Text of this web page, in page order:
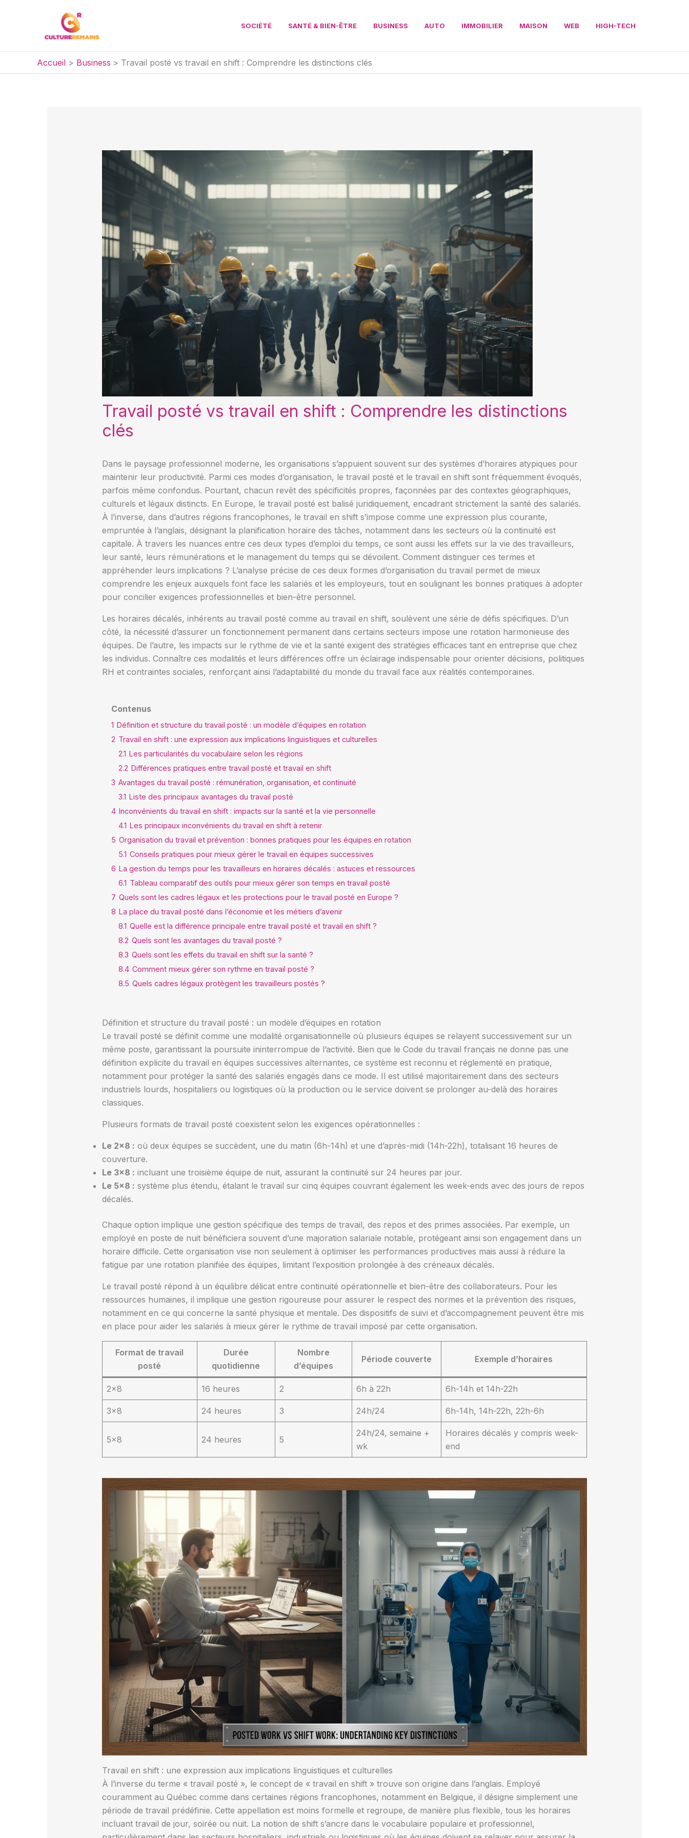
SOCIÉTÉ SANTÉ & BIEN-ÊTRE BUSINESS AUTO IMMOBILIER MAISON WEB HIGH-TECH
Accueil Business Travail posté vs travail en shift : Comprendre les distinctions clés
Travail posté vs travail en shift : Comprendre les distinctions
clés
Dans le paysage professionnel moderne, les organisations s’appuient souvent sur des systèmes d’horaires atypiques pour
maintenir leur productivité. Parmi ces modes d’organisation, le travail posté et le travail en shift sont fréquemment évoqués,
parfois même confondus. Pourtant, chacun revêt des spécificités propres, façonnées par des contextes géographiques,
culturels et légaux distincts. En Europe, le travail posté est balisé juridiquement, encadrant strictement la santé des salariés.
À l’inverse, dans d’autres régions francophones, le travail en shift s’impose comme une expression plus courante,
empruntée à l’anglais, désignant la planification horaire des tâches, notamment dans les secteurs où la continuité est
capitale. À travers les nuances entre ces deux types d’emploi du temps, ce sont aussi les effets sur la vie des travailleurs,
leur santé, leurs rémunérations et le management du temps qui se dévoilent. Comment distinguer ces termes et
appréhender leurs implications ? L’analyse précise de ces deux formes d’organisation du travail permet de mieux
comprendre les enjeux auxquels font face les salariés et les employeurs, tout en soulignant les bonnes pratiques à adopter
pour concilier exigences professionnelles et bien-être personnel.
Les horaires décalés, inhérents au travail posté comme au travail en shift, soulèvent une série de défis spécifiques. D’un
côté, la nécessité d’assurer un fonctionnement permanent dans certains secteurs impose une rotation harmonieuse des
équipes. De l’autre, les impacts sur le rythme de vie et la santé exigent des stratégies efficaces tant en entreprise que chez
les individus. Connaître ces modalités et leurs différences offre un éclairage indispensable pour orienter décisions, politiques
RH et contraintes sociales, renforçant ainsi l’adaptabilité du monde du travail face aux réalités contemporaines.
Contenus
1 Définition et structure du travail posté : un modèle d’équipes en rotation
2 Travail en shift : une expression aux implications linguistiques et culturelles
2.1 Les particularités du vocabulaire selon les régions
2.2 Différences pratiques entre travail posté et travail en shift
3 Avantages du travail posté : rémunération, organisation, et continuité
3.1 Liste des principaux avantages du travail posté
4 Inconvénients du travail en shift : impacts sur la santé et la vie personnelle
4.1 Les principaux inconvénients du travail en shift à retenir
5 Organisation du travail et prévention : bonnes pratiques pour les équipes en rotation
5.1 Conseils pratiques pour mieux gérer le travail en équipes successives
6 La gestion du temps pour les travailleurs en horaires décalés : astuces et ressources
6.1 Tableau comparatif des outils pour mieux gérer son temps en travail posté
7 Quels sont les cadres légaux et les protections pour le travail posté en Europe ?
8 La place du travail posté dans l’économie et les métiers d’avenir
8.1 Quelle est la différence principale entre travail posté et travail en shift ?
8.2 Quels sont les avantages du travail posté ?
8.3 Quels sont les effets du travail en shift sur la santé ?
8.4 Comment mieux gérer son rythme en travail posté ?
8.5 Quels cadres légaux protègent les travailleurs postés ?
Définition et structure du travail posté : un modèle d’équipes en rotation
Le travail posté se définit comme une modalité organisationnelle où plusieurs équipes se relayent successivement sur un
même poste, garantissant la poursuite ininterrompue de l’activité. Bien que le Code du travail français ne donne pas une
définition explicite du travail en équipes successives alternantes, ce système est reconnu et réglementé en pratique,
notamment pour protéger la santé des salariés engagés dans ce mode. Il est utilisé majoritairement dans des secteurs
industriels lourds, hospitaliers ou logistiques où la production ou le service doivent se prolonger au-delà des horaires
classiques.
Plusieurs formats de travail posté coexistent selon les exigences opérationnelles :
Le 2×8 : où deux équipes se succèdent, une du matin (6h-14h) et une d’après-midi (14h-22h), totalisant 16 heures de
couverture.
Le 3×8 : incluant une troisième équipe de nuit, assurant la continuité sur 24 heures par jour.
Le 5×8 : système plus étendu, étalant le travail sur cinq équipes couvrant également les week-ends avec des jours de repos
décalés.
Chaque option implique une gestion spécifique des temps de travail, des repos et des primes associées. Par exemple, un
employé en poste de nuit bénéficiera souvent d’une majoration salariale notable, protégeant ainsi son engagement dans un
horaire difficile. Cette organisation vise non seulement à optimiser les performances productives mais aussi à réduire la
fatigue par une rotation planifiée des équipes, limitant l’exposition prolongée à des créneaux décalés.
Le travail posté répond à un équilibre délicat entre continuité opérationnelle et bien-être des collaborateurs. Pour les
ressources humaines, il implique une gestion rigoureuse pour assurer le respect des normes et la prévention des risques,
notamment en ce qui concerne la santé physique et mentale. Des dispositifs de suivi et d’accompagnement peuvent être mis
en place pour aider les salariés à mieux gérer le rythme de travail imposé par cette organisation.
Format de travail
posté
Durée
quotidienne
Nombre
d’équipes
Période couverte Exemple d’horaires
2×8 16 heures 2 6h à 22h 6h-14h et 14h-22h
3×8 24 heures 3 24h/24 6h-14h, 14h-22h, 22h-6h
5×8 24 heures 5
24h/24, semaine +
wk
Horaires décalés y compris week-
end
Travail en shift : une expression aux implications linguistiques et culturelles
À l’inverse du terme « travail posté », le concept de « travail en shift » trouve son origine dans l’anglais. Employé
couramment au Québec comme dans certaines régions francophones, notamment en Belgique, il désigne simplement une
période de travail prédéfinie. Cette appellation est moins formelle et regroupe, de manière plus flexible, tous les horaires
incluant travail de jour, soirée ou nuit. La notion de shift s’ancre dans le vocabulaire populaire et professionnel,